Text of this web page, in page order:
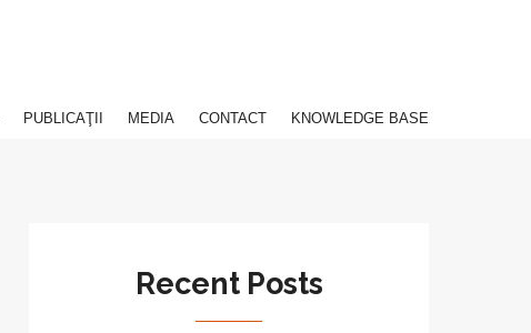
PUBLICAŢII MEDIA CONTACT KNOWLEDGE BASE
Recent Posts